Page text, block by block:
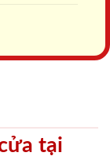
tại